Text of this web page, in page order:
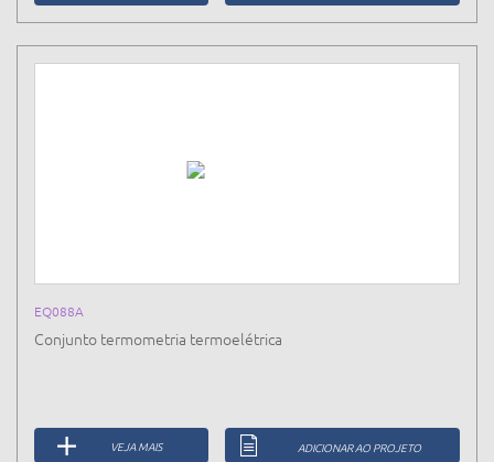
EQ088A
Conjunto termometria termoelétrica
VEJA MAIS ADICIONAR AO PROJETO